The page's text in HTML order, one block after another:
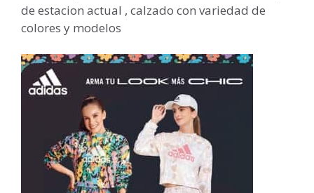
de estacion actual , calzado con variedad de
colores y modelos